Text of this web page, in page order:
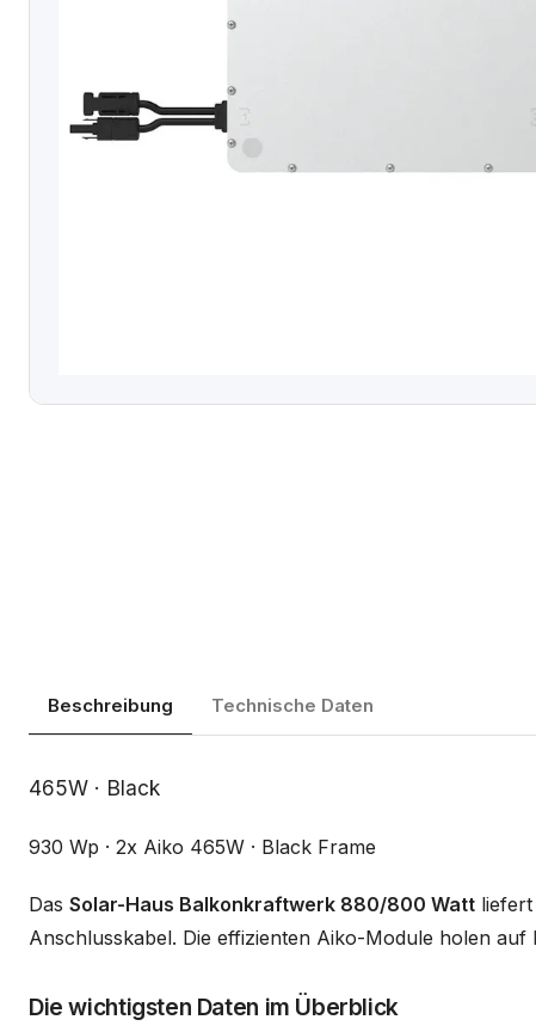
Beschreibung Technische Daten
Beschreibung
465W · Black
930 Wp · 2x Aiko 465W · Black Frame
Das Solar-Haus Balkonkraftwerk 880/800 Watt
Anschlusskabel. Die effizienten Aiko-Module holen
Die wichtigsten Daten im Überblick